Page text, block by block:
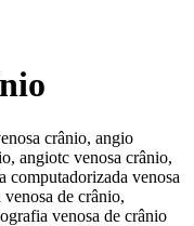
crânio, angio
angiotc venosa crânio,
computadorizada venosa
de crânio,
venosa de crânio